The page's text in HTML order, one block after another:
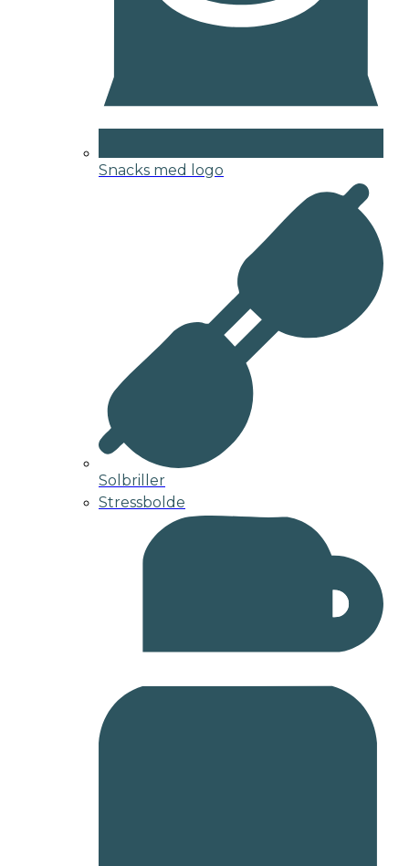
Snacks med logo
Solbriller
Stressbolde